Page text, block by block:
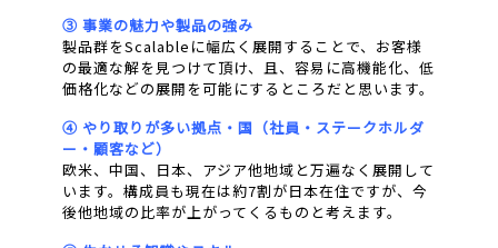
③ 事業の魅力や製品の強み
製品群をScalableに幅広く展開することで、お客様
の最適な解を見つけて頂け、且、容易に高機能化、低
価格化などの展開を可能にするところだと思います。
④ やり取りが多い拠点・国（社員・ステークホルダ
ー・顧客など）
欧米、中国、日本、アジア他地域と万遍なく展開して
います。構成員も現在は約7割が日本在住ですが、今
後他地域の比率が上がってくるものと考えます。